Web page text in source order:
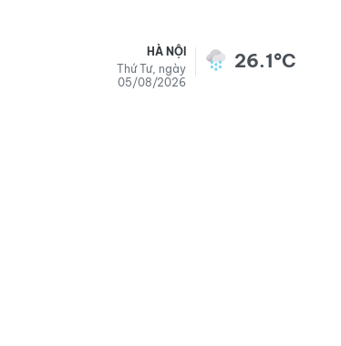
HÀ NỘI
Thứ Tư, ngày
05/08/2026
26.1°C